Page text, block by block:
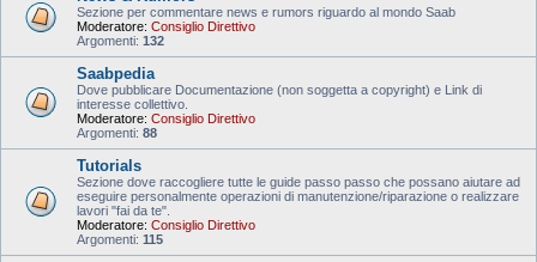
Sezione per commentare news e rumors riguardo al mondo Saab
Moderatore: Consiglio Direttivo
Argomenti: 132
Saabpedia
Dove pubblicare Documentazione (non soggetta a copyright) e Link di
interesse collettivo.
Moderatore: Consiglio Direttivo
Argomenti: 88
Tutorials
Sezione dove raccogliere tutte le guide passo passo che possano aiutare ad
eseguire personalmente operazioni di manutenzione/riparazione o realizzare
lavori "fai da te".
Moderatore: Consiglio Direttivo
Argomenti: 115